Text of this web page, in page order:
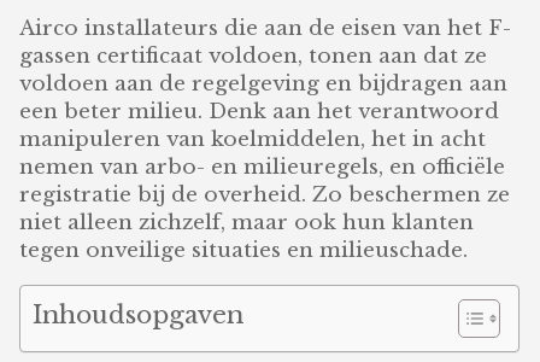
Airco installateurs die aan de eisen van het F-
gassen certificaat voldoen, tonen aan dat ze
voldoen aan de regelgeving en bijdragen aan
een beter milieu. Denk aan het verantwoord
manipuleren van koelmiddelen, het in acht
nemen van arbo- en milieuregels, en officiële
registratie bij de overheid. Zo beschermen ze
niet alleen zichzelf, maar ook hun klanten
tegen onveilige situaties en milieuschade.
Inhoudsopgaven